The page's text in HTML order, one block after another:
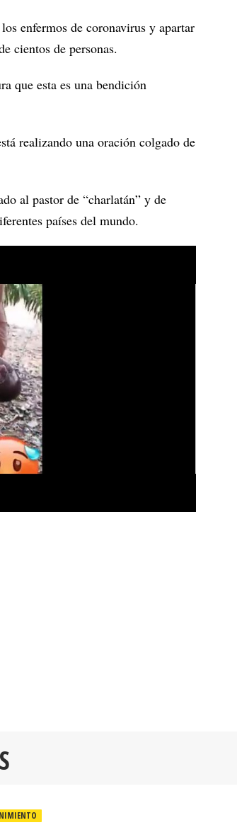
enfermos de coronavirus y apartar
cientos de personas.
que esta es una bendición
realizando una oración colgado de
al pastor de “charlatán” y de
países del mundo.